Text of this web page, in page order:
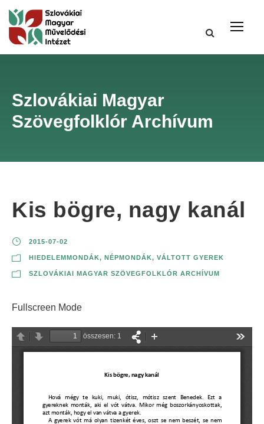
Szlovákiai Magyar
Szövegfolklór Archívum
Kis bögre, nagy kanál
2015-07-02
HIEDELEMMONDÁK, NÉPMONDÁK, VÁLTOTT GYEREK
SZLOVÁKIAI MAGYAR SZÖVEGFOLKLÓR ARCHÍVUM
Fullscreen Mode